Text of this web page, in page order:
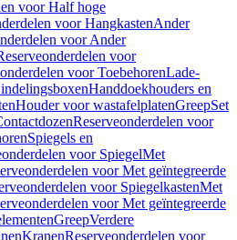
voor Half hoge
voor HangkastenAnder
voor Ander
voor
voor ToebehorenLade-
Handdoekhouders en
Houder voor wastafelplatenGreepSet
Reserveonderdelen voor
Spiegels en
voor SpiegelMet
voor Met geïntegreerde
voor SpiegelkastenMet
voor Met geïntegreerde
GreepVerdere
KranenReserveonderdelen voor